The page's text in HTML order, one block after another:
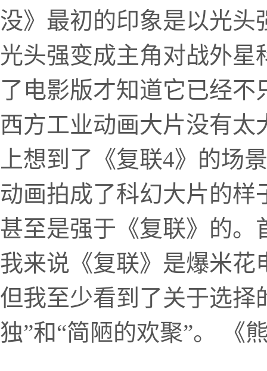
没》最初的印象是以光头
光头强变成主角对战外
了电影版才知道它已经
西方工业动画大片没有
上想到了《复联4》的场
动画拍成了科幻大片的
甚至是强于《复联》的
我来说《复联》是爆米花
但我至少看到了关于选择
独”和“简陋的欢聚”。 《